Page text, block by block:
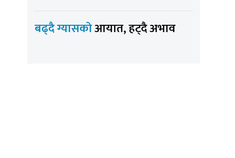
बढ्दै ग्यासकोआयात, हट्दै अभाव